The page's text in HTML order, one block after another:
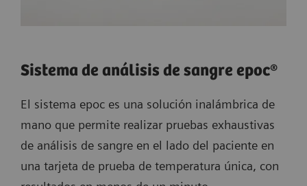
Sistema de análisis de sangre epoc®
El sistema epoc es una solución inalámbrica de
mano que permite realizar pruebas exhaustivas
de análisis de sangre en el lado del paciente en
una tarjeta de prueba de temperatura única, con